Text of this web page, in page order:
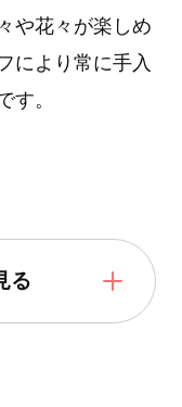
や花々が楽しめ
により常に手入
す。
る